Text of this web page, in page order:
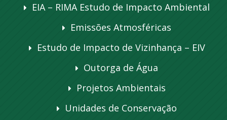
EIA – RIMA Estudo de Impacto Ambiental
Emissões Atmosféricas
Estudo de Impacto de Vizinhança – EIV
Outorga de Água
Projetos Ambientais
Unidades de Conservação